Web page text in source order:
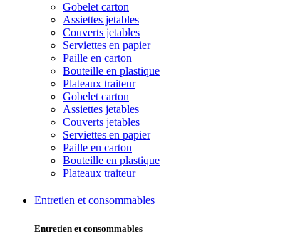
Gobelet carton
Assiettes jetables
Couverts jetables
Serviettes en papier
Paille en carton
Bouteille en plastique
Plateaux traiteur
Gobelet carton
Assiettes jetables
Couverts jetables
Serviettes en papier
Paille en carton
Bouteille en plastique
Plateaux traiteur
Entretien et consommables
Entretien et consommables